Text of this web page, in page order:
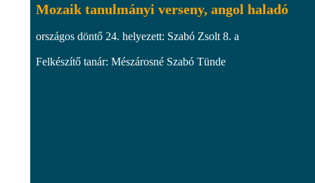
Mozaik tanulmányi verseny, angol haladó
országos döntő 24. helyezett: Szabó Zsolt 8. a
Felkészítő tanár: Mészárosné Szabó Tünde